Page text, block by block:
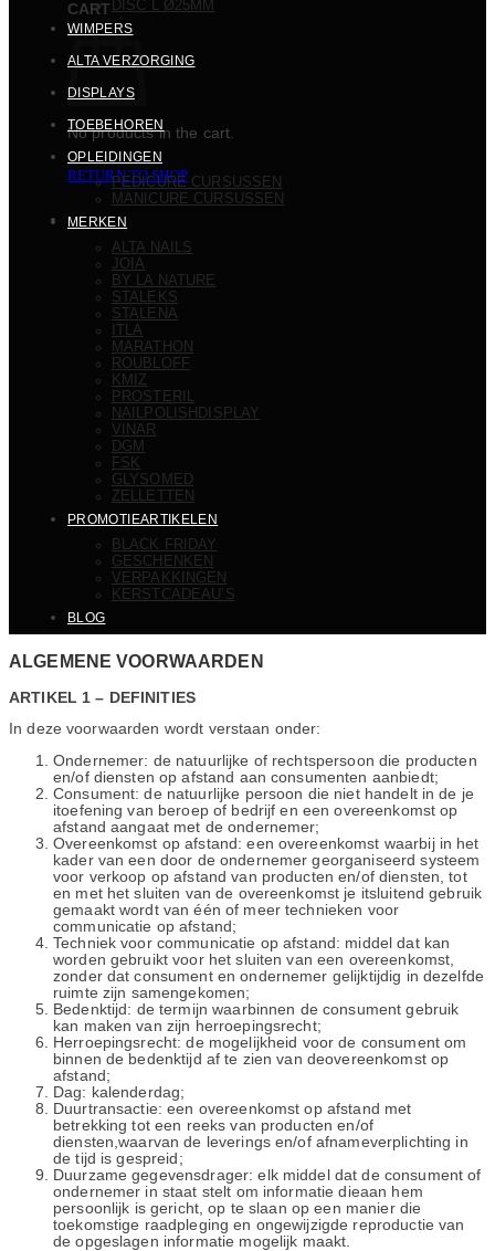
CART
No products in the cart.
RETURN TO SHOP
DISC L Ø25MM
WIMPERS
ALTA VERZORGING
DISPLAYS
TOEBEHOREN
OPLEIDINGEN
PEDICURE CURSUSSEN
MANICURE CURSUSSEN
MERKEN
ALTA NAILS
JOIA
BY LA NATURE
STALEKS
STALENA
ITLA
MARATHON
ROUBLOFF
KMIZ
PROSTERIL
NAILPOLISHDISPLAY
VINAR
DGM
FSK
GLYSOMED
ZELLETTEN
PROMOTIEARTIKELEN
BLACK FRIDAY
GESCHENKEN
VERPAKKINGEN
KERSTCADEAU’S
BLOG
ALGEMENE VOORWAARDEN
ARTIKEL 1 – DEFINITIES
In deze voorwaarden wordt verstaan onder:
Ondernemer: de natuurlijke of rechtspersoon die producten
en/of diensten op afstand aan consumenten aanbiedt;
Consument: de natuurlijke persoon die niet handelt in de je
itoefening van beroep of bedrijf en een overeenkomst op
afstand aangaat met de ondernemer;
Overeenkomst op afstand: een overeenkomst waarbij in het
kader van een door de ondernemer georganiseerd systeem
voor verkoop op afstand van producten en/of diensten, tot
en met het sluiten van de overeenkomst je itsluitend gebruik
gemaakt wordt van één of meer technieken voor
communicatie op afstand;
Techniek voor communicatie op afstand: middel dat kan
worden gebruikt voor het sluiten van een overeenkomst,
zonder dat consument en ondernemer gelijktijdig in dezelfde
ruimte zijn samengekomen;
Bedenktijd: de termijn waarbinnen de consument gebruik
kan maken van zijn herroepingsrecht;
Herroepingsrecht: de mogelijkheid voor de consument om
binnen de bedenktijd af te zien van deovereenkomst op
afstand;
Dag: kalenderdag;
Duurtransactie: een overeenkomst op afstand met
betrekking tot een reeks van producten en/of
diensten,waarvan de leverings en/of afnameverplichting in
de tijd is gespreid;
Duurzame gegevensdrager: elk middel dat de consument of
ondernemer in staat stelt om informatie dieaan hem
persoonlijk is gericht, op te slaan op een manier die
toekomstige raadpleging en ongewijzigde reproductie van
de opgeslagen informatie mogelijk maakt.